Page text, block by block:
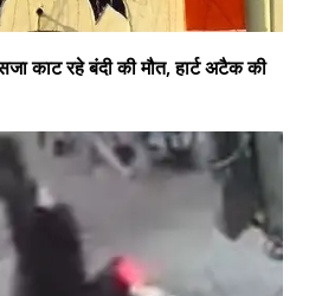
काट रहे बंदी की मौत, हार्ट अटैक की